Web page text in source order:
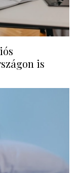
is